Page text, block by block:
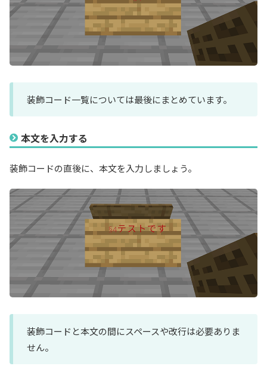
装飾コード一覧については最後にまとめています。
本文を入力する
装飾コードの直後に、本文を入力しましょう。
装飾コードと本文の間にスペースや改行は必要ありま
せん。